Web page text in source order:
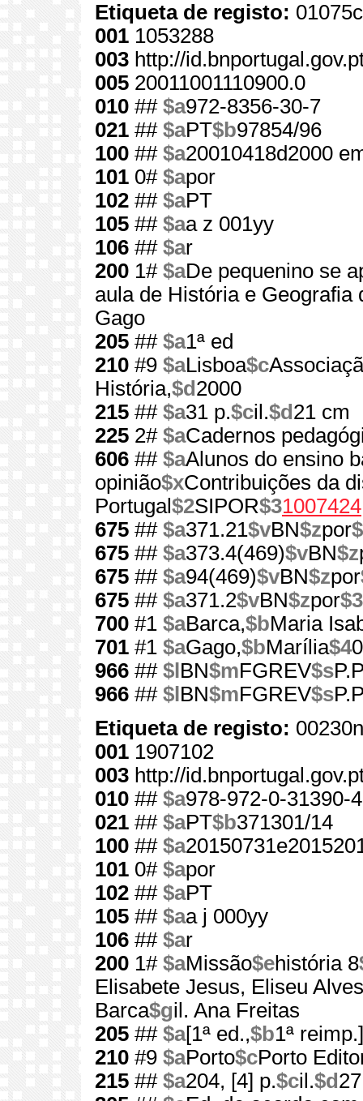
Etiqueta de registo:
001 1053288
003 http://
005 20011001110900.0
010 ## $a972-8356-30-7
021 ## $aPT$b97854/96
100 ## $a20010418d2000
101 0# $apor
102 ## $aPT
105 ## $aa z 001yy
106 ## $ar
200 1# $aDe pequenino se
aula de História e Geografia
Gago
205 ## $a1ª ed
210 #9 $aLisboa$c
História,$d 2000
215 ## $a31 p.$cil.$d 21 cm
225 2# $aCadernos
606 ## $aAlunos do ensino
opinião$xContribuições da
Portugal$2SIPOR$31007424
675 ## $a371.21$vBN$zpor
675 ## $a373.4(469)$vBN$z
675 ## $a94(469)$vBN$zpor
675 ## $a371.2$vBN$zpor$3
700 #1 $aBarca,$bMaria
701 #1 $aGago,$bMarília$4
966 ## $l BN$mFGREV$s
966 ## $l BN$mFGREV$s
Etiqueta de registo:
001 1907102
003 http://
010 ## $a978-972-0-31390-4
021 ## $aPT$b371301/14
100 ## $a
101 0# $apor
102 ## $aPT
105 ## $aa j 000yy
106 ## $ar
200 1# $aMissão$ehistória 8
Elisabete Jesus, Eliseu Alves
Barca$gil. Ana Freitas
205 ## $a[1ª ed.,$b1ª reimp.]
210 #9 $aPorto$cPorto
215 ## $a204, [4] p.$cil.$d